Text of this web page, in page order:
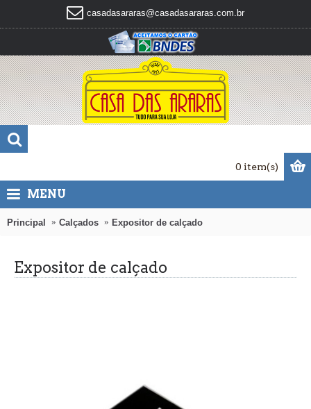
casadasararas@casadasararas.com.br
0 item(s)
MENU
Principal Calçados Expositor de calçado
Expositor de calçado